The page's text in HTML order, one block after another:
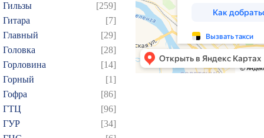
Гильзы
[259]
Гитара
[7]
Главный
[29]
Головка
[28]
Горловина
[14]
Горный
[1]
Гофра
[86]
ГТЦ
[96]
ГУР
[34]